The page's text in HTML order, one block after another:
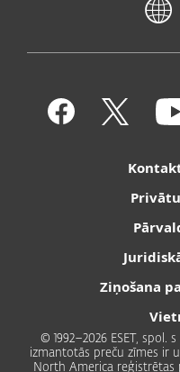
Ziņošana
© 1992–2026 ESET, spol.
izmantotās preču zīmes ir
North America reģistrētas